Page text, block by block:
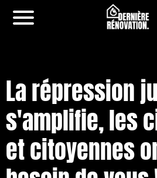
La répression
s'amplifie, les
et citoyennes